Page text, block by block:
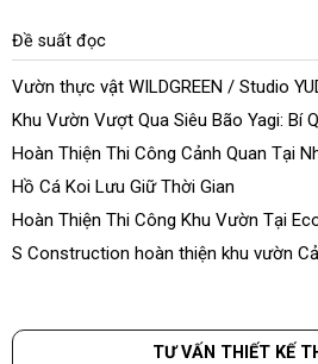
Đề suất đọc
Vườn thực vật WILDGREEN / Studio
Khu Vườn Vượt Qua Siêu Bão Yagi: Bí
Construction
Hoàn Thiện Thi Công Cảnh Quan Tại
Hồ Cá Koi Lưu Giữ Thời Gian
Hoàn Thiện Thi Công Khu Vườn Tại
S Construction hoàn thiện khu vườn
TƯ VẤN THIẾT KẾ